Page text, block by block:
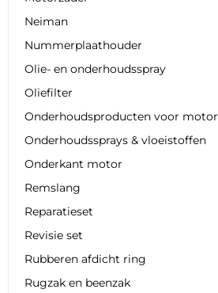
Neiman
Nummerplaathouder
Olie- en onderhoudsspray
Oliefilter
Onderhoudsproducten voor
Onderhoudssprays & vloeistoffen
Onderkant motor
Remslang
Reparatieset
Revisie set
Rubberen afdicht ring
Rugzak en beenzak